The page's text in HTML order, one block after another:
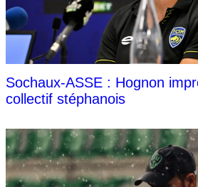
Sochaux-ASSE : Hognon
collectif stéphanois